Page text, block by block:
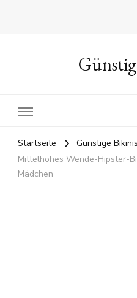
Startseite Günstige Bikinis
Mittelhohes Wende-Hipster-
Mädchen